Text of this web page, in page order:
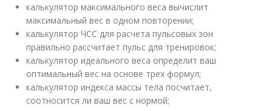
калькулятор максимального веса вычислит
максимальный вес в одном повторении;
калькулятор ЧСС для расчета пульсовых зон
правильно рассчитает пульс для тренировок;
калькулятор идеального веса определит ваш
оптимальный вес на основе трех формул;
калькулятор индекса массы тела посчитает,
соотносится ли ваш вес с нормой;